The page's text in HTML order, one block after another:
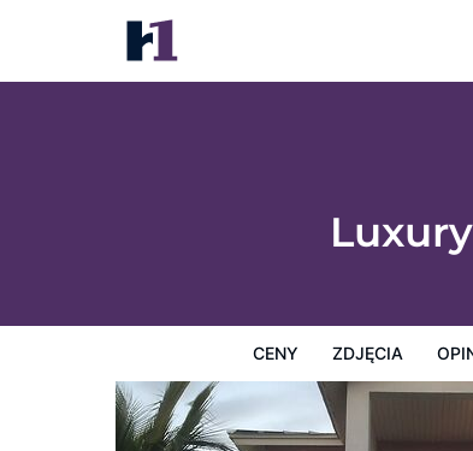
CENY ZDJĘCIA
Luxury Custom Villa 210 At Resorts
Ceny Zdjęcia